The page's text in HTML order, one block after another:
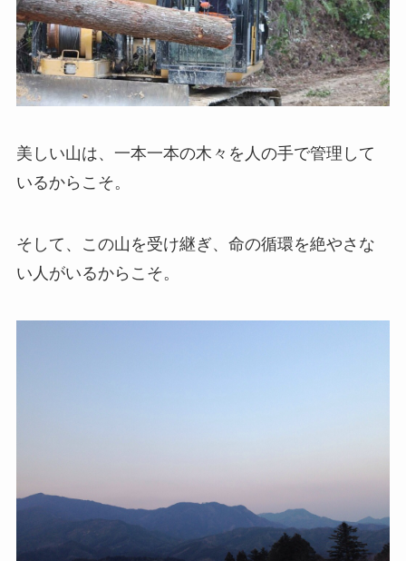
美しい山は、一本一本の木々を人の手で管理して
いるからこそ。
そして、この山を受け継ぎ、命の循環を絶やさな
い人がいるからこそ。